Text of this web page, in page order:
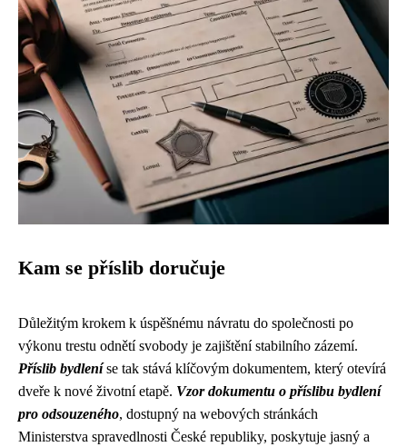
Kam se příslib doručuje
Důležitým krokem k úspěšnému návratu do společnosti po
výkonu trestu odnětí svobody je zajištění stabilního zázemí.
Příslib bydleníse tak stává klíčovým dokumentem, který otevírá
dveře k nové životní etapě. Vzor dokumentu o příslibu bydlení
pro odsouzeného, dostupný na webových stránkách
Ministerstva spravedlnosti České republiky, poskytuje jasný a